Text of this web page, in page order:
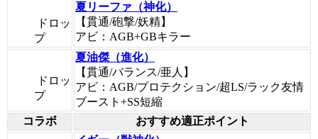
ドロッ
プ
夏リーファ（神化）
【貫通/砲撃/妖精】
アビ：AGB+GBキラー
ドロッ
プ
夏油傑（進化）
【貫通/バランス/亜人】
アビ：AGB/プロテクション/超LS/ラック友情
ブースト+SS短縮
コラボ
おすすめ適正ポイント